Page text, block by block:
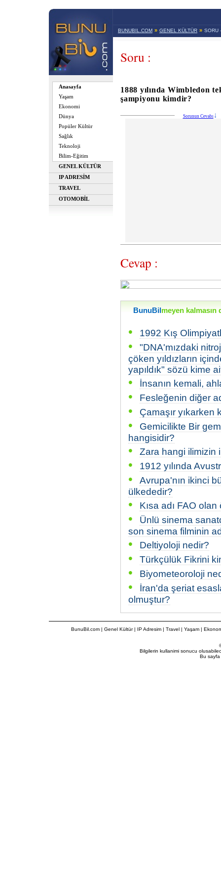
Anasayfa
Yaşam
Ekonomi
Dünya
Popüler Kültür
Sağlık
Teknoloji
Bilim-Eğitim
GENEL KÜLTÜR
IP ADRESİM
TRAVEL
OTOMOBİL
BUNUBIL.COM » GENEL KÜLTÜR » SORU
Soru :
1888 yılında Wimbledon
şampiyonu kimdir?
Sorunun Cevabı
Cevap :
BunuBil meyen kalmasın
• 1992 Kış
•
"DNA'mızdaki
çöken yıldızların
yapıldık" sözü kime
• İnsanın kemali,
• Fesleğenin diğer
• Çamaşır yıkarken
•
Gemicilikte Bir
hangisidir?
• Zara hangi ilimizin
• 1912 yılında
•
Avrupa'nın ikinci
ülkededir?
• Kısa adı FAO
•
Ünlü sinema
son sinema filminin
• Deltiyoloji nedir?
• Türkçülük Fikrini
• Biyometeoroloji
•
İran'da şeriat
olmuştur?
BunuBil.com| Genel Kültür| IP Adresim| Travel| Yaşam |
Bilgilerin kullanimi sonucu
Bu sayfa